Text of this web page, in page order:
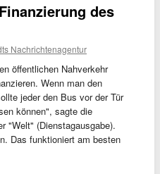
des
Nachrichtenagentur
öffentlichen Nahverkehr
Wenn man den
jeder den Bus vor der Tür
können", sagte die
"Welt" (Dienstagausgabe).
Das funktioniert am besten